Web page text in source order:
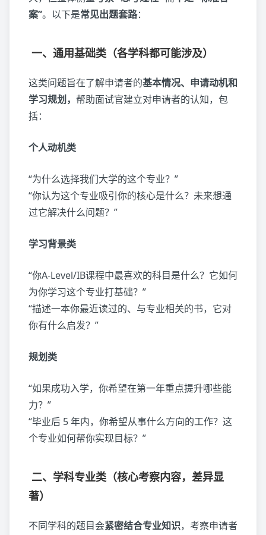
案”。以下是常见出题套路：
一、通用基础类（各学科都可能涉及）
这类问题旨在了解申请者的基本情况、申请动机和
学习规划， 帮助面试官建立对申请者的认知，包
括：
个人动机类
“为什么选择我们大学的这个专业？”
“你认为这个专业吸引你的核心是什么？未来想通
过它解决什么问题？”
学习背景类
“你A-Level/IB课程中最喜欢的科目是什么？它如何
为你学习这个专业打基础？”
“描述一本你最近读过的、与专业相关的书，它对
你有什么启发？”
规划类
“如果成功入学，你希望在第一年重点提升哪些能
力？”
“毕业后 5 年内，你希望从事什么方向的工作？这
个专业如何帮你实现目标？”
二、学科专业类（核心考察内容，差异显
著）
不同学科的题目会紧密结合专业知识，考察申请者